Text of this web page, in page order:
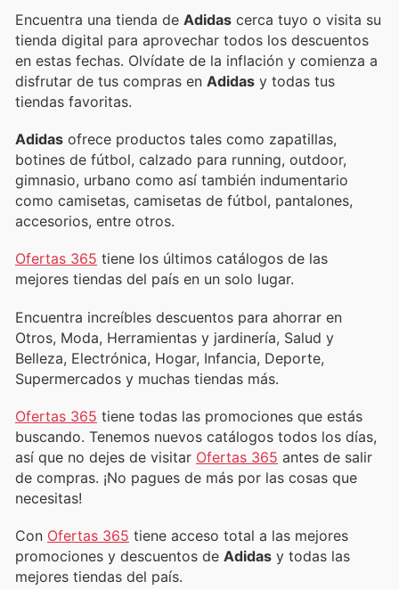
Encuentra una tienda de Adidas cerca tuyo o visita su
tienda digital para aprovechar todos los descuentos
en estas fechas. Olvídate de la inflación y comienza a
disfrutar de tus compras en Adidas y todas tus
tiendas favoritas.
Adidas ofrece productos tales como zapatillas,
botines de fútbol, calzado para running, outdoor,
gimnasio, urbano como así también indumentario
como camisetas, camisetas de fútbol, pantalones,
accesorios, entre otros.
Ofertas 365 tiene los últimos catálogos de las
mejores tiendas del país en un solo lugar.
Encuentra increíbles descuentos para ahorrar en
Otros, Moda, Herramientas y jardinería, Salud y
Belleza, Electrónica, Hogar, Infancia, Deporte,
Supermercados y muchas tiendas más.
Ofertas 365 tiene todas las promociones que estás
buscando. Tenemos nuevos catálogos todos los días,
así que no dejes de visitar Ofertas 365 antes de salir
de compras. ¡No pagues de más por las cosas que
necesitas!
Con Ofertas 365 tiene acceso total a las mejores
promociones y descuentos de Adidas y todas las
mejores tiendas del país.